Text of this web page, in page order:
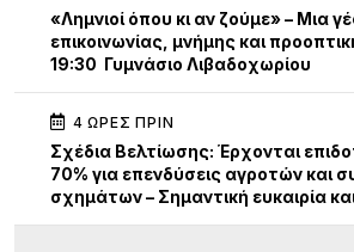
«Λημνιοί όπου κι αν ζούμε» – Μια
επικοινωνίας, μνήμης και
19:30 Γυμνάσιο Λιβαδοχωρίου
4 ΏΡΕΣ ΠΡΙΝ
Σχέδια Βελτίωσης: Έρχονται
70% για επενδύσεις αγροτών και
σχημάτων – Σημαντική ευκαιρία